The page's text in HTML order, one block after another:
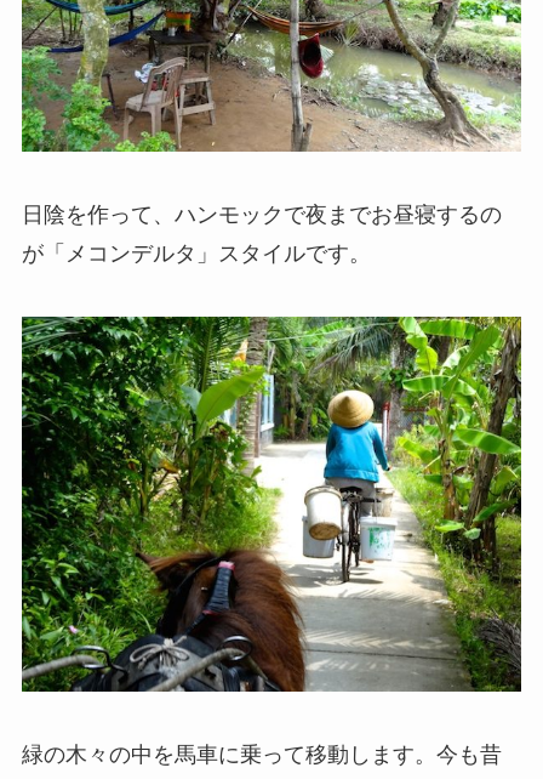
日陰を作って、ハンモックで夜までお昼寝するの
が「メコンデルタ」スタイルです。
緑の木々の中を馬車に乗って移動します。今も昔